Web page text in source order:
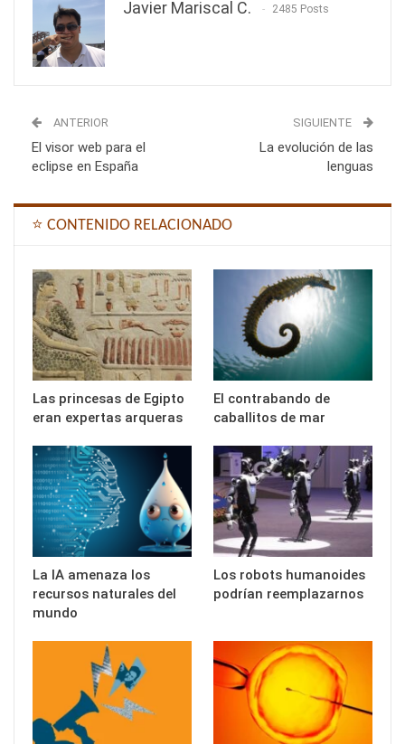
Javier Mariscal C. 2485 Posts
ANTERIOR
El visor web para el
eclipse en España
SIGUIENTE
La evolución de las
lenguas
⭐ CONTENIDO RELACIONADO
Las princesas de Egipto
eran expertas arqueras
El contrabando de
caballitos de mar
La IA amenaza los
recursos naturales del
mundo
Los robots humanoides
podrían reemplazarnos